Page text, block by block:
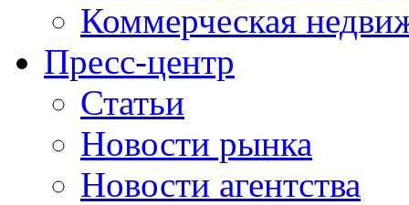
Коммерческая
Пресс-центр
Статьи
Новости рынка
Новости агентства